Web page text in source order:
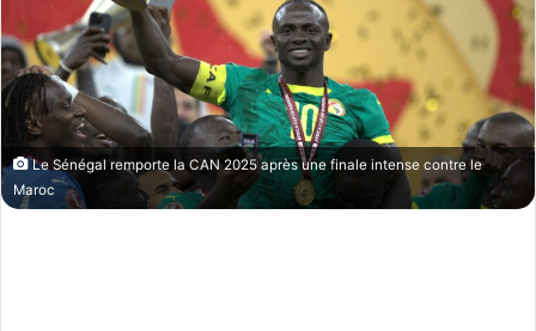
Le Sénégal remporte la CAN 2025 après une finale intense contre le
Maroc